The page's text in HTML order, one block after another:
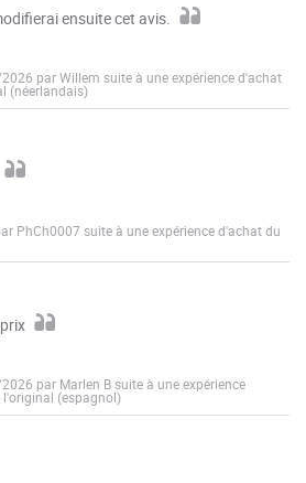
ensuite cet avis.
par Willem suite à une expérience d'achat
(néerlandais)
PhCh0007 suite à une expérience d'achat du
par Marlen B suite à une expérience
l'original (espagnol)